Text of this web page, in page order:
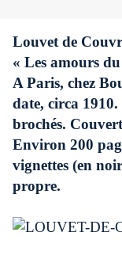
Louvet de
« Les amours
A Paris, chez
date, circa
brochés.
Environ 200
vignettes (en
propre.